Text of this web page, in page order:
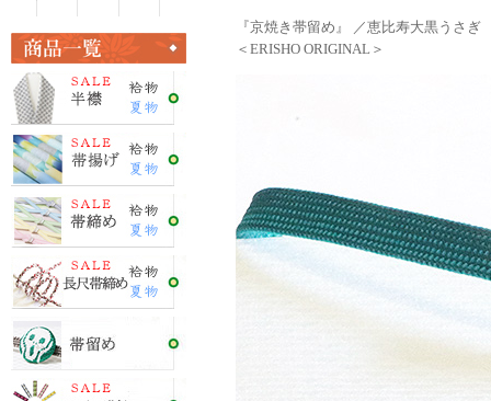
『京焼き帯留め』 ／恵比寿大黒うさぎ
＜ERISHO ORIGINAL＞